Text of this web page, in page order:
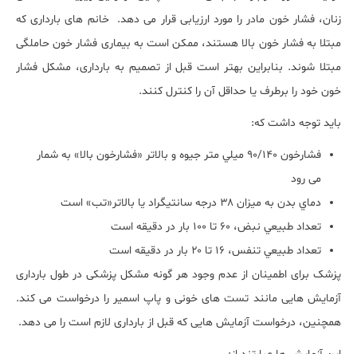
زنان، فشار خون مادر را مورد ارزیابی قرار می دهد. خانم های بارداری که
مبتلا به فشار خون بالا هستند، ممکن است به بیماری فشار خون حاملگی
مبتلا شوند. بنابراین بهتر است قبل از تصمیم به بارداری، مشکل فشار
خون خود را برطرف یا حداقل آن را کنترل کنند.
باید توجه داشت که:
فشارخون ۹۰/۱۴۰ ميلي متر جيوه و بالاتر «فشارخون بالا» به شمار
می رود
دماي بدن به ميزان ۳۸ درجه سانتيگراد يا بالاتر«تب» است
تعداد طبيعي نبض، ۶۰ تا ۱۰۰ بار در دقيقه است
تعداد طبيعي تنفس، ۱۶ تا ۲۰ بار در دقيقه است
پزشک برای اطمینان از عدم وجود هر گونه مشکل پزشکی در طول بارداری
آزمایش هایی مانند تست های خونی و پاپ اسمیر را درخواست می کند.
همچنین، درخواست آزمایش هایی که قبل از بارداری لازم است را می دهد.